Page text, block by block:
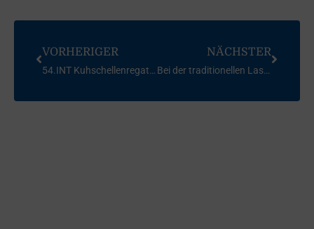
VORHERIGER
54.INT Kuhschellenregatta der Korsare
NÄCHSTER
Bei der traditionellen Laser Kuhschelle kämpften 112 Segler um den Sieg.